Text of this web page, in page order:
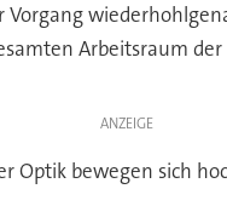
Vorgang
Arbeitsraum der
ANZEIGE
Optik bewegen sich